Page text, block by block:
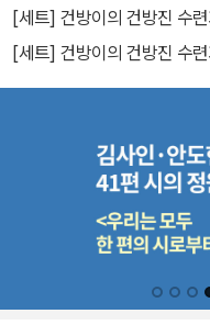
[세트] 건방이의 건방진 수
[세트] 건방이의 건방진 수